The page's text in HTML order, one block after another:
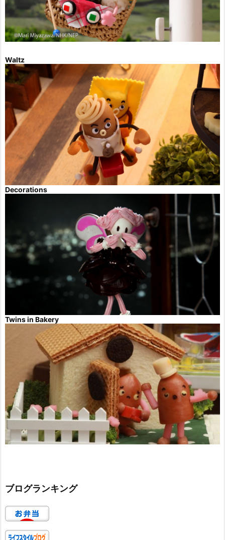
Waltz
Decorations
Twins in Bakery
ブログランキング